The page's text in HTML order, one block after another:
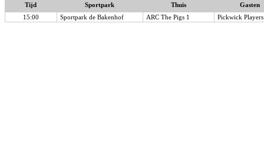
Tijd
Sportpark Thuis
Gasten
15:00
Sportpark de Bakenhof ARC The Pigs 1 Pickwick